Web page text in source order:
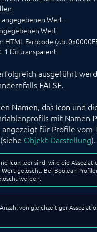
angegebenen Wert
Wert
HTML Farbcode (z.b.
1 für transparent
ausgeführt
FALSE.
Namen, das Icon und
mit Namen
für Profile vom
Objekt-Darstellung).
Icon leer sind, wird die
Wertgelöscht. Bei Boolean
werden.
von gleichzeitiger